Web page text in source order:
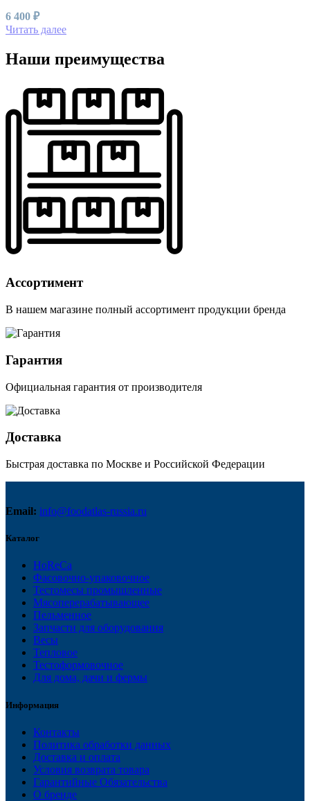
6 400 ₽
Читать далее
Наши преимущества
Ассортимент
В нашем магазине полный ассортимент продукции бренда
Гарантия
Официальная гарантия от производителя
Доставка
Быстрая доставка по Москве и Российской Федерации
Email: info@foodatlas-russia.ru
Каталог
HoReCa
Фасовочно-упаковочное
Тестомесы промышленные
Мясоперерабатывающее
Пельменное
Запчасти для оборудования
Весы
Тепловое
Тестоформовочное
Для дома, дачи и фермы
Информация
Контакты
Политика обработки данных
Доставка и оплата
Условия возврата товара
Гарантийные Обязательства
О бренде